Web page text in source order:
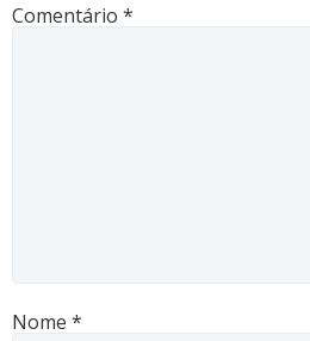
Comentário *
Nome *